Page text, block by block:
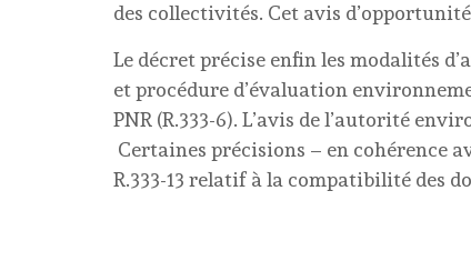
des collectivités. Cet avis
Le décret précise enfin les modalités
et procédure d’évaluation
PNR (R.333-6). L’avis de l’autorité
Certaines précisions – en cohérence
R.333-13 relatif à la compatibilité des